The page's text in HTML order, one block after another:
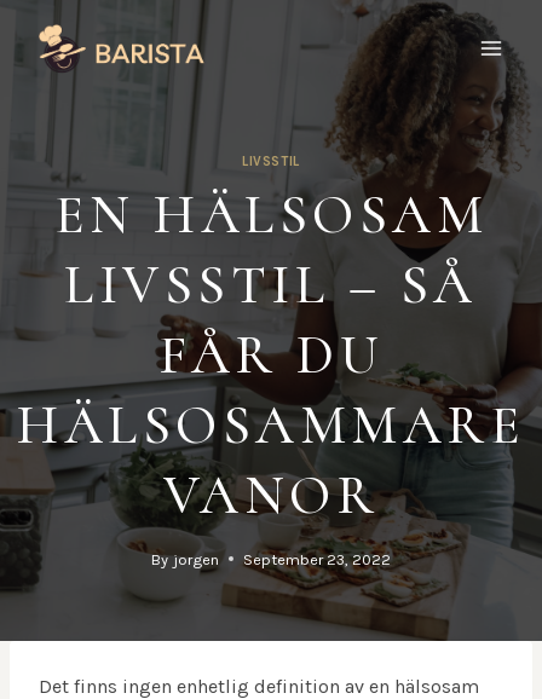
content
LIVSSTIL
EN HÄLSOSAM
LIVSSTIL – SÅ
FÅR DU
HÄLSOSAMMARE
VANOR
By jorgen September 23, 2022
Det finns ingen enhetlig definition av en hälsosam